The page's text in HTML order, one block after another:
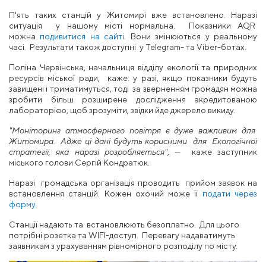
П'ять таких станцій у Житомирі вже встановлено. Наразі
ситуація у нашому місті нормальна. Показники AQR
можна подивитися на сайті. Вони змінюються у реальному
часі. Результати також доступні у Telegram- та Viber-ботах.
Поліна Червінська, начальниця відділу екології та природних
ресурсів міської ради, каже: у разі, якщо показники будуть
завищені і триматимуться, тоді за зверненням громадян можна
зробити більш розширене дослідження акредитованою
лабораторією, щоб зрозуміти, звідки йде джерело викиду.
"Моніторинг атмосферного повітря є дуже важливим для
Житомира.
Адже ці дані будуть корисними для Екологічної
стратегії, яка наразі розробляється", — каже заступник
міського голови Сергій Кондратюк.
Наразі громадська організація проводить прийом заявок на
встановлення станцій. Кожен охочий може її подати через
форму.
Станції надають та встановлюють безоплатно. Для цього
потрібні розетка та WIFI-доступ. Перевагу надаватимуть
заявникам з урахуванням рівномірного розподілу по місту.